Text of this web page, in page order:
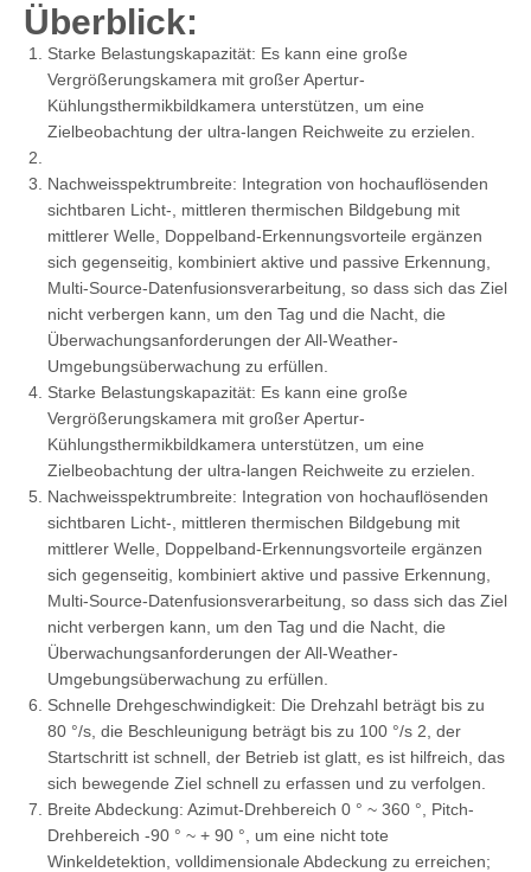
Überblick:
Starke Belastungskapazität: Es kann eine große
Vergrößerungskamera mit großer Apertur-
Kühlungsthermikbildkamera unterstützen, um eine
Zielbeobachtung der ultra-langen Reichweite zu erzielen.
Nachweisspektrumbreite: Integration von hochauflösenden
sichtbaren Licht-, mittleren thermischen Bildgebung mit
mittlerer Welle, Doppelband-Erkennungsvorteile ergänzen
sich gegenseitig, kombiniert aktive und passive Erkennung,
Multi-Source-Datenfusionsverarbeitung, so dass sich das Ziel
nicht verbergen kann, um den Tag und die Nacht, die
Überwachungsanforderungen der All-Weather-
Umgebungsüberwachung zu erfüllen.
Starke Belastungskapazität: Es kann eine große
Vergrößerungskamera mit großer Apertur-
Kühlungsthermikbildkamera unterstützen, um eine
Zielbeobachtung der ultra-langen Reichweite zu erzielen.
Nachweisspektrumbreite: Integration von hochauflösenden
sichtbaren Licht-, mittleren thermischen Bildgebung mit
mittlerer Welle, Doppelband-Erkennungsvorteile ergänzen
sich gegenseitig, kombiniert aktive und passive Erkennung,
Multi-Source-Datenfusionsverarbeitung, so dass sich das Ziel
nicht verbergen kann, um den Tag und die Nacht, die
Überwachungsanforderungen der All-Weather-
Umgebungsüberwachung zu erfüllen.
Schnelle Drehgeschwindigkeit: Die Drehzahl beträgt bis zu
80 °/s, die Beschleunigung beträgt bis zu 100 °/s 2, der
Startschritt ist schnell, der Betrieb ist glatt, es ist hilfreich, das
sich bewegende Ziel schnell zu erfassen und zu verfolgen.
Breite Abdeckung: Azimut-Drehbereich 0 ° ~ 360 °, Pitch-
Drehbereich -90 ° ~ + 90 °, um eine nicht tote
Winkeldetektion, volldimensionale Abdeckung zu erreichen;